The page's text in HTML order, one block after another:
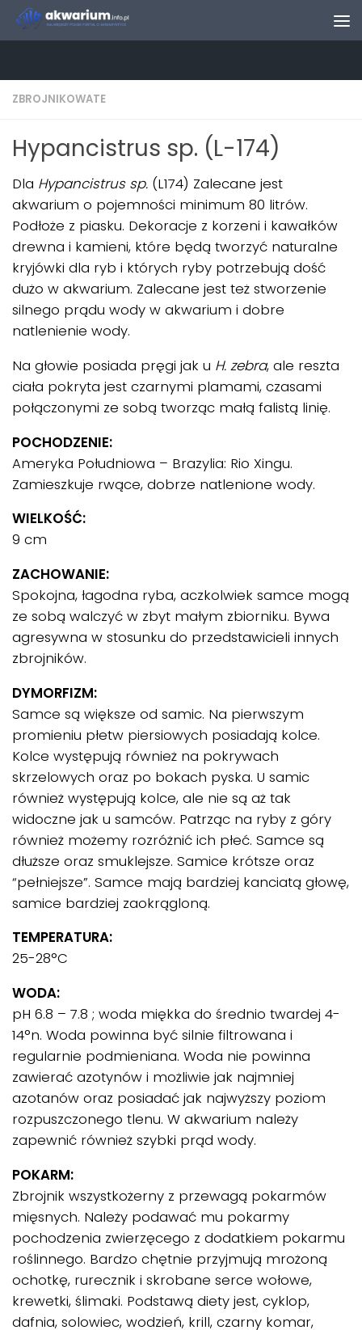
Skip to content
ZBROJNIKOWATE
Hypancistrus sp. (L-174)
Dla Hypancistrus sp. (L174) Zalecane jest
akwarium o pojemności minimum 80 litrów.
Podłoże z piasku. Dekoracje z korzeni i kawałków
drewna i kamieni, które będą tworzyć naturalne
kryjówki dla ryb i których ryby potrzebują dość
dużo w akwarium. Zalecane jest też stworzenie
silnego prądu wody w akwarium i dobre
natlenienie wody.
Na głowie posiada pręgi jak u H. zebra, ale reszta
ciała pokryta jest czarnymi plamami, czasami
połączonymi ze sobą tworząc małą falistą linię.
POCHODZENIE:
Ameryka Południowa – Brazylia: Rio Xingu.
Zamieszkuje rwące, dobrze natlenione wody.
WIELKOŚĆ:
9 cm
ZACHOWANIE:
Spokojna, łagodna ryba, aczkolwiek samce mogą
ze sobą walczyć w zbyt małym zbiorniku. Bywa
agresywna w stosunku do przedstawicieli innych
zbrojników.
DYMORFIZM:
Samce są większe od samic. Na pierwszym
promieniu płetw piersiowych posiadają kolce.
Kolce występują również na pokrywach
skrzelowych oraz po bokach pyska. U samic
również występują kolce, ale nie są aż tak
widoczne jak u samców. Patrząc na ryby z góry
również możemy rozróżnić ich płeć. Samce są
dłuższe oraz smuklejsze. Samice krótsze oraz
“pełniejsze”. Samce mają bardziej kanciatą głowę,
samice bardziej zaokrągloną.
TEMPERATURA:
25-28°C
WODA:
pH 6.8 – 7.8 ; woda miękka do średnio twardej 4-
14°n. Woda powinna być silnie filtrowana i
regularnie podmieniana. Woda nie powinna
zawierać azotynów i możliwie jak najmniej
azotanów oraz posiadać jak najwyższy poziom
rozpuszczonego tlenu. W akwarium należy
zapewnić również szybki prąd wody.
POKARM:
Zbrojnik wszystkożerny z przewagą pokarmów
mięsnych. Należy podawać mu pokarmy
pochodzenia zwierzęcego z dodatkiem pokarmu
roślinnego. Bardzo chętnie przyjmują mrożoną
ochotkę, rurecznik i skrobane serce wołowe,
krewetki, ślimaki. Podstawą diety jest, cyklop,
dafnia, solowiec, wodzień, krill, czarny komar,